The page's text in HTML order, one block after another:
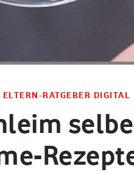
ELTERN-RATGEBER DIGITAL